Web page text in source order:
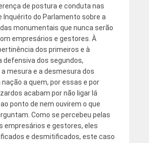
de postura e conduta nas
Inquérito do Parlamento sobre a
monumentais que nunca serão
empresários e gestores. À
dos primeiros e à
defensiva dos segundos,
mesura e a desmesura dos
a quem, por essas e por
acabam por não ligar lá
ponto de nem ouvirem o que
Como se percebeu pelas
empresários e gestores, eles
e desmitificados, este caso